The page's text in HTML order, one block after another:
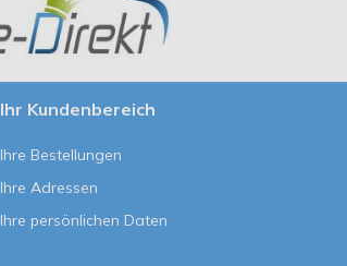
Ihr Kundenbereich
Ihre Bestellungen
Ihre Adressen
Ihre persönlichen Daten